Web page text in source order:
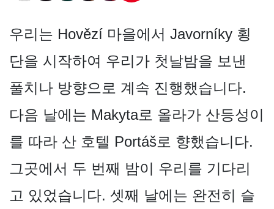
우리는 Hovězí 마을에서 Javorníky 횡
단을 시작하여 우리가 첫날밤을 보낸
풀치나 방향으로 계속 진행했습니다.
다음 날에는 Makyta로 올라가 산등성이
를 따라 산 호텔 Portáš로 향했습니다.
그곳에서 두 번째 밤이 우리를 기다리
고 있었습니다. 셋째 날에는 완전히 슬